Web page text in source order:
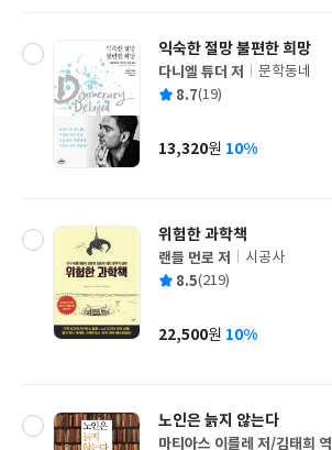
익숙한 절망 불편한 희망
글
쓴
다니엘 튜더 저
출
사
문학동네
평 8.7(19)
가
13,320원 10%
위험한 과학책
글
쓴
랜들 먼로 저
출
사
시공사
평 8.5(219)
가
22,500원 10%
노인은 늙지 않는다
마티아스 이를레 저/김태희 역